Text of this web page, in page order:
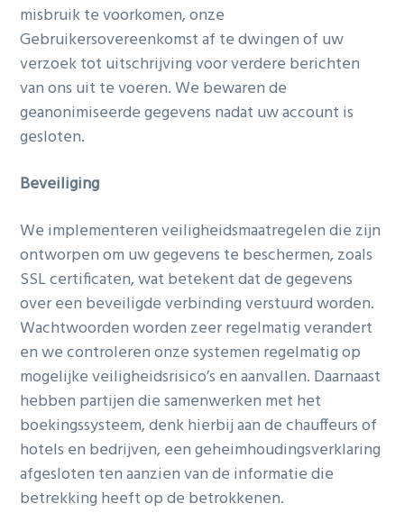
misbruik te voorkomen, onze
Gebruikersovereenkomst af te dwingen of uw
verzoek tot uitschrijving voor verdere berichten
van ons uit te voeren. We bewaren de
geanonimiseerde gegevens nadat uw account is
gesloten.
Beveiliging
We implementeren veiligheidsmaatregelen die zijn
ontworpen om uw gegevens te beschermen, zoals
SSL certificaten, wat betekent dat de gegevens
over een beveiligde verbinding verstuurd worden.
Wachtwoorden worden zeer regelmatig verandert
en we controleren onze systemen regelmatig op
mogelijke veiligheidsrisico’s en aanvallen. Daarnaast
hebben partijen die samenwerken met het
boekingssysteem, denk hierbij aan de chauffeurs of
hotels en bedrijven, een geheimhoudingsverklaring
afgesloten ten aanzien van de informatie die
betrekking heeft op de betrokkenen.